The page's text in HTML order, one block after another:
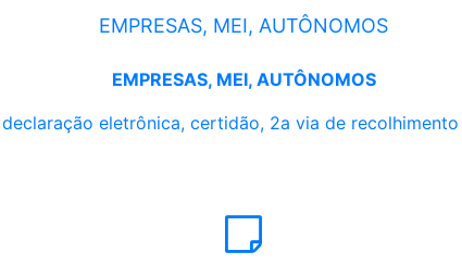
EMPRESAS, MEI, AUTÔNOMOS
EMPRESAS, MEI, AUTÔNOMOS
eletrônica, certidão, 2a via de recolhimento